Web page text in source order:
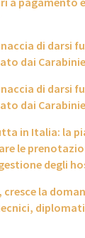
di darsi
dai
di darsi
dai
in Italia: la
le
degli
cresce la